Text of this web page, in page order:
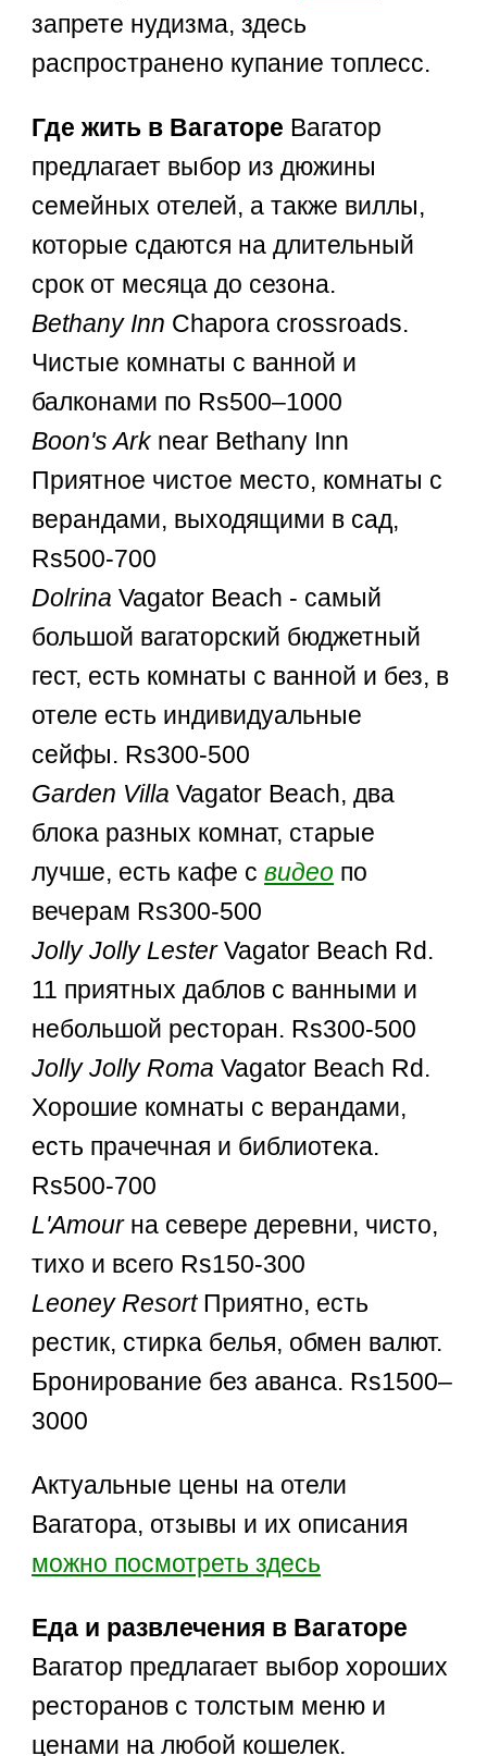
запрете нудизма, здесь
распространено купание топлесс.
Где жить в Вагаторе Вагатор
предлагает выбор из дюжины
семейных отелей, а также виллы,
которые сдаются на длительный
срок от месяца до сезона.
Bethany Inn Chapora crossroads.
Чистые комнаты с ванной и
балконами по Rs500–1000
Boon's Arknear Bethany Inn
Приятное чистое место, комнаты с
верандами, выходящими в сад,
Rs500-700
DolrinaVagator Beach - самый
большой вагаторский бюджетный
гест, есть комнаты с ванной и без, в
отеле есть индивидуальные
сейфы. Rs300-500
Garden Villa Vagator Beach, два
блока разных комнат, старые
лучше, есть кафе свидео по
вечерам Rs300-500
Jolly Jolly LesterVagator Beach Rd.
11 приятных даблов с ванными и
небольшой ресторан. Rs300-500
Jolly Jolly RomaVagator Beach Rd.
Хорошие комнаты с верандами,
есть прачечная и библиотека.
Rs500-700
L'Amourна севере деревни, чисто,
тихо и всего Rs150-300
Leoney ResortПриятно, есть
рестик, стирка белья, обмен валют.
Бронирование без аванса. Rs1500–
3000
Актуальные цены на отели
Вагатора, отзывы и их описания
можно посмотреть здесь
Еда и развлечения в Вагаторе
Вагатор предлагает выбор хороших
ресторанов с толстым меню и
ценами на любой кошелек.